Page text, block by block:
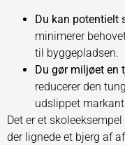
Du kan potentielt
minimerer
til byggepladsen.
Du gør miljøet en
reducerer den
udslippet
Det er et
der lignede et bjerg af